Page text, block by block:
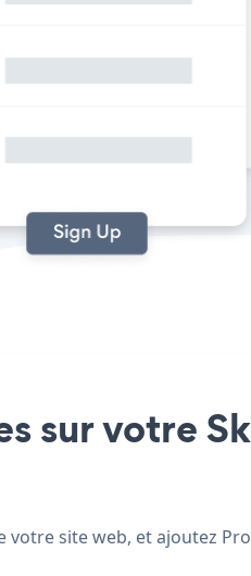
sur votre
site web, et ajoutez